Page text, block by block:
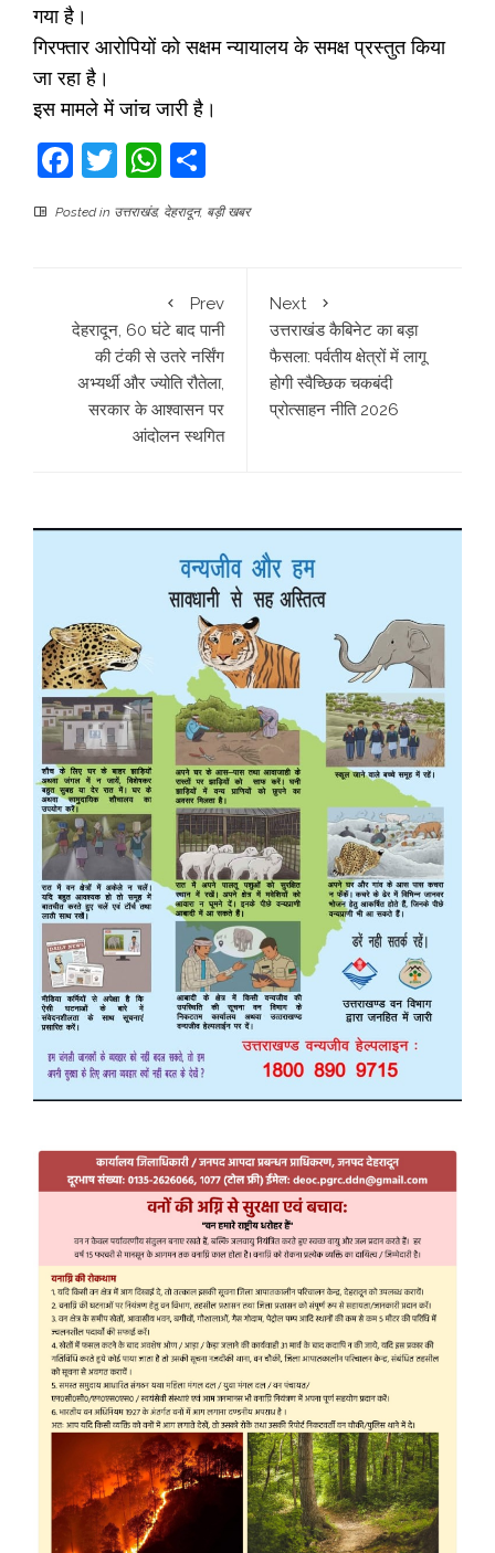
गया है।
गिरफ्तार आरोपियों को सक्षम न्यायालय के समक्ष प्रस्तुत किया
जा रहा है।
इस मामले में जांच जारी है।
Facebook
TwitterWhatsApp
Posted in उत्तराखंड, देहरादून, बड़ी खबर
Prev
देहरादून, 60 घंटे बाद पानी
की टंकी से उतरे नर्सिंग
अभ्यर्थी और ज्योति रौतेला,
सरकार के आश्वासन पर
आंदोलन स्थगित
Next
उत्तराखंड कैबिनेट का बड़ा
फैसला: पर्वतीय क्षेत्रों में लागू
होगी स्वैच्छिक चकबंदी
प्रोत्साहन नीति 2026